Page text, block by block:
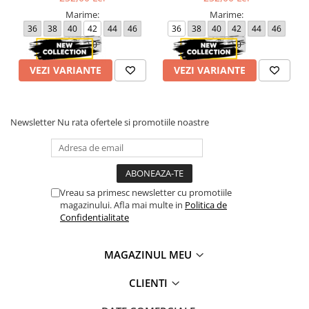
Marime:
36 38 40 42 44
46
48
50
VEZI VARIANTE
Marime:
36 38 40 42 44
46
48
50
VEZI VARIANTE
Newsletter Nu rata ofertele si promotiile noastre
Vreau sa primesc newsletter cu promotiile
magazinului. Afla mai multe in Politica de
Confidentialitate
MAGAZINUL MEU
CLIENTI